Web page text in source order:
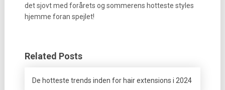
det sjovt med forårets og sommerens hotteste styles
hjemme foran spejlet!
Related Posts
De hotteste trends inden for hair extensions i 2024